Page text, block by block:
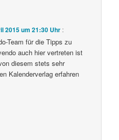
2015 um 21:30 Uhr :
Team für die Tipps zu
auch hier vertreten ist
diesem stets sehr
Kalenderverlag erfahren